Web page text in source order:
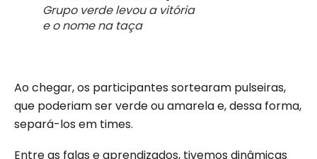
Grupo verde levou a vitória
e o nome na taça
Ao chegar, os participantes sortearam pulseiras,
que poderiam ser verde ou amarela e, dessa forma,
separá-los em times.
Entre as falas e aprendizados, tivemos dinâmicas